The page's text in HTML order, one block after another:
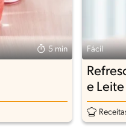
5 min Fácil
e